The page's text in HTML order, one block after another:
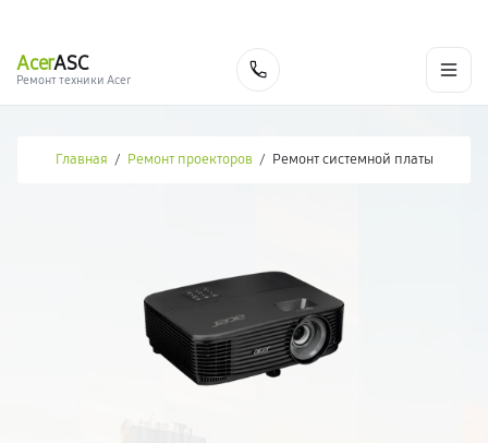
AcerASC
Ремонт техники Acer
Главная / Ремонт проекторов / Ремонт системной платы